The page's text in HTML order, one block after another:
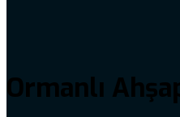
Ormanlı